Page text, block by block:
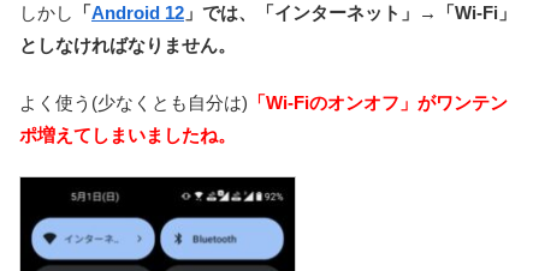
しかし
「Android 12 」では、「インターネット」→「Wi-Fi」
としなければなりません。
よく使う(少なくとも自分は) 「Wi-Fiのオンオフ」がワンテン
ポ増えてしまいましたね。